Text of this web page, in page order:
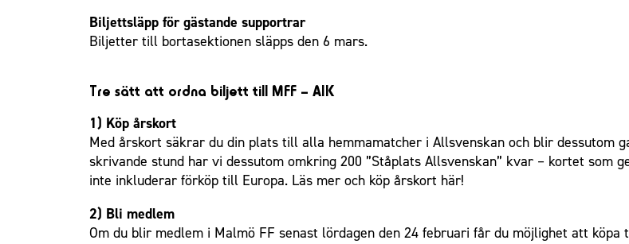
Biljettsläpp för gästande supportrar
Biljetter till bortasektionen släpps den 6 mars.
Tre sätt att ordna biljett till MFF – AIK
1) Köp årskort
Med årskort säkrar du din plats till alla hemmamatcher i Allsvenskan och blir dessutom
skrivande stund har vi dessutom omkring 200 ”Ståplats Allsvenskan” kvar – kortet
inte inkluderar förköp till Europa. Läs mer och köp årskort här!
2) Bli medlem
Om du blir medlem i Malmö FF senast lördagen den 24 februari får du möjlighet att